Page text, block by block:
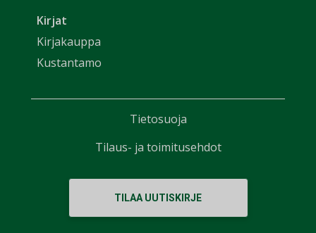
Kirjat
Kirjakauppa
Kustantamo
TILAA UUTISKIRJE
Tietosuoja
Tilaus- ja toimitusehdot